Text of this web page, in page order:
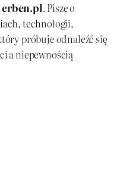
erben.pl. Pisze o
technologii,
próbuje odnaleźć się
a niepewnością